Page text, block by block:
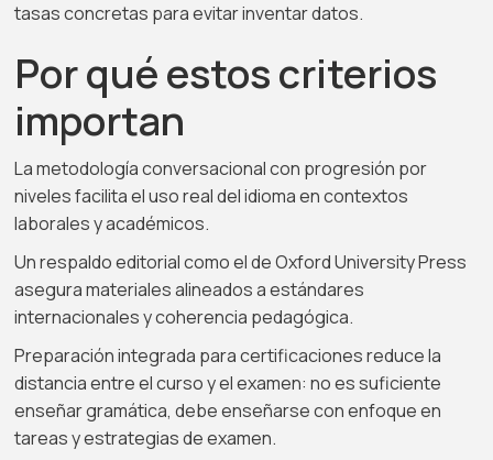
tasas concretas para evitar inventar datos.
Por qué estos criterios
importan
La metodología conversacional con progresión por
niveles facilita el uso real del idioma en contextos
laborales y académicos.
Un respaldo editorial como el de Oxford University Press
asegura materiales alineados a estándares
internacionales y coherencia pedagógica.
Preparación integrada para certificaciones reduce la
distancia entre el curso y el examen: no es suficiente
enseñar gramática, debe enseñarse con enfoque en
tareas y estrategias de examen.